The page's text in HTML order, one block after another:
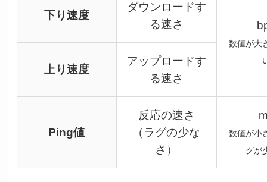
下り速度
ダウンロードす
る速さ
数値が大
上り速度
アップロードす
る速さ
Ping値
反応の速さ
（ラグの少な
さ）
数値が小
グが